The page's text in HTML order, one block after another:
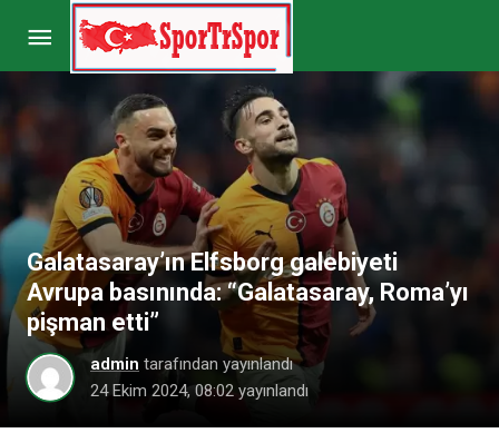
Galatasaray’ın Elfsborg galebiyeti
Avrupa basınında: “Galatasaray, Roma’yı
pişman etti”
admin tarafından yayınlandı
24 Ekim 2024, 08:02 yayınlandı
Mauro Icardi’nin gözü Hagi’nin rekorunda!